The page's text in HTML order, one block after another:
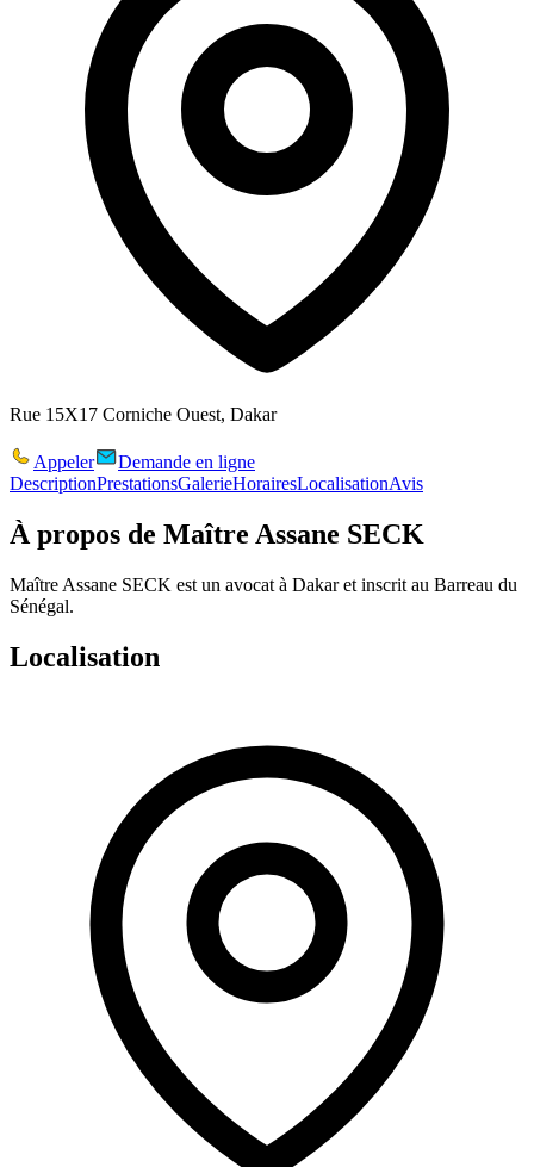
Rue 15X17 Corniche Ouest, Dakar
Appeler
Demande en ligne
DescriptionPrestationsGalerieHorairesLocalisationAvis
À propos de Maître Assane SECK
Maître Assane SECK est un avocat à Dakar et inscrit au Barreau du
Sénégal.
Localisation